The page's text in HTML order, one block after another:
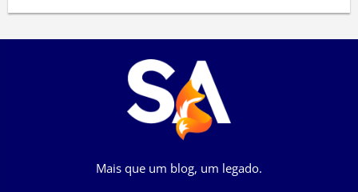
Mais que um blog, um legado.